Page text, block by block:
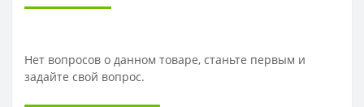
Нет вопросов о данном товаре, станьте первым и
задайте свой вопрос.